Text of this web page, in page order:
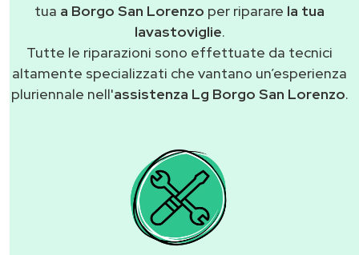
tua a Borgo San Lorenzo per riparare la tua
lavastoviglie.
Tutte le riparazioni sono effettuate da tecnici
altamente specializzati che vantano un’esperienza
pluriennale nell'assistenza Lg Borgo San Lorenzo.